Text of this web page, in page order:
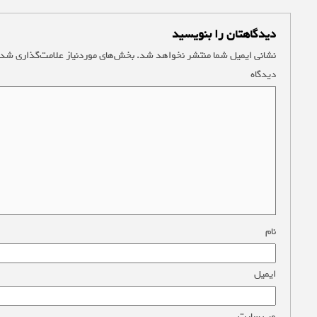
دیدگاهتان را بنویسید
نشانی ایمیل شما منتشر نخواهد شد.بخش‌های موردنیاز علامت‌گذاری
دیدگاه
نام
ایمیل